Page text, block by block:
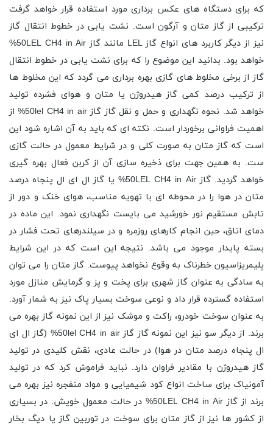
که برای دستگاه های عکس برداری مورد استفاده قرار خواهد گرفت
ترکیبی از گاز متان و آرگون است. نشت یابی در خطوط انتقال گاز
نیز از دیگر کاربرد های انواع گاز LEL مانند گاز 50LEL CH4 in Air%
خواهد بود. بدانید این موضوع را که برای نشت یابی در خطوط انتقال
گاز از برخی مخلوط های گازی بهره برداری می گردد که این مخلوط ها
از ترکیب درصد کمی گاز هیدروژن یا متان و هوای فشرده تولید
خواهد شد. نحوه نگهداری و حمل و نقل گاز گاز 50lel CH4 in air% از
اهمیت فراوانی برخوردار است. نکته ای که باید به آن اشاره شود این
است که گاز متان به صورت کلی و در شرایط معمول در حالت گازی
ست. به همین جهت برای ذخیره سازی آن از کربن فعال بهره گیری
خواهد گردید. گاز 50LEL CH4 in Air% یا گاز ال ای ال پنجاه درصد
متان در هوا را در محوطه ای با تهویه مناسب، هوای خنک و دور از
تابش مستقیم نور خورشید می بایست نگهداری نمود. این ماده در
دمای اتاق، حین انجام کارهای روزمره و در سیلندرهای تحت فشار در
بسته پایدار موجود می باشد. نتیجه این است که در این شرایط
پلیمریزاسیون خطرناک به وقوع نخواهد پیوست. گاز متان را می توان
به سادگی به عنوان گاز شهری برای پخت و پز و گرمایش منازل مورد
استفاده گسترده قرار داد و نوعی سوخت بسیار پاک نیز به شمار آورد.
به عنوان سوخت خودرو، راکت و موشک نیز از این نمونه گاز بهره می
برند. از دیگر سو نیز این نمونه گاز گاز 50lel CH4 in air% (گاز ال ای
ال پنجاه درصد متان در هوا) در حالت عادی، نقش کلیدی در تولید
گاز هیدروژن با مقادیر فراوان دارد. نباید فراموش کرد که در تولید
آمونیاک برای ساخت انواع کود شیمیایی و مواد منفجره نیز بهره می
برند از گاز 50LEL CH4 in Air% در حالت معمول خویش. در بسیاری
از کشور ها نیز از گاز متان برای سوخت در توربین گاز یا دیگ بخار